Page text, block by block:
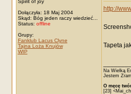
Spirit of joy
Dołączyła: 18 Maj 2004
Skąd: Bóg jeden raczy wiedzieć...
Status: offline
Grupy:
Fanklub Lacus Clyne
Tajna Loża Knujów
WIP
http://
Tapeta
Na Wielką
Jestem
O męcę
[23]